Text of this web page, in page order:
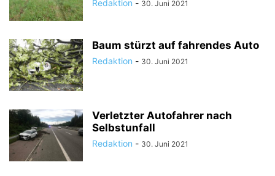
Redaktion - 30. Juni 2021
Baum stürzt auf fahrendes Auto
Redaktion - 30. Juni 2021
Verletzter Autofahrer nach
Selbstunfall
Redaktion - 30. Juni 2021